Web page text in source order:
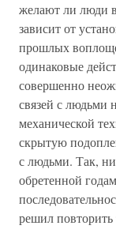
желают ли люди
зависит от
прошлых
одинаковые
совершенно
связей с людьми
механической
скрытую
с людьми. Так,
обретенной
решил